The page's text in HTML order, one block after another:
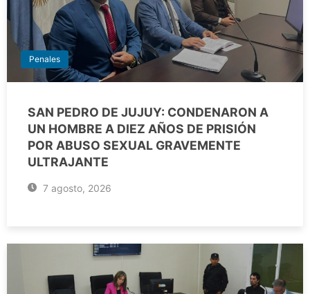
Penales
SAN PEDRO DE JUJUY: CONDENARON A
UN HOMBRE A DIEZ AÑOS DE PRISIÓN
POR ABUSO SEXUAL GRAVEMENTE
ULTRAJANTE
7 agosto, 2026